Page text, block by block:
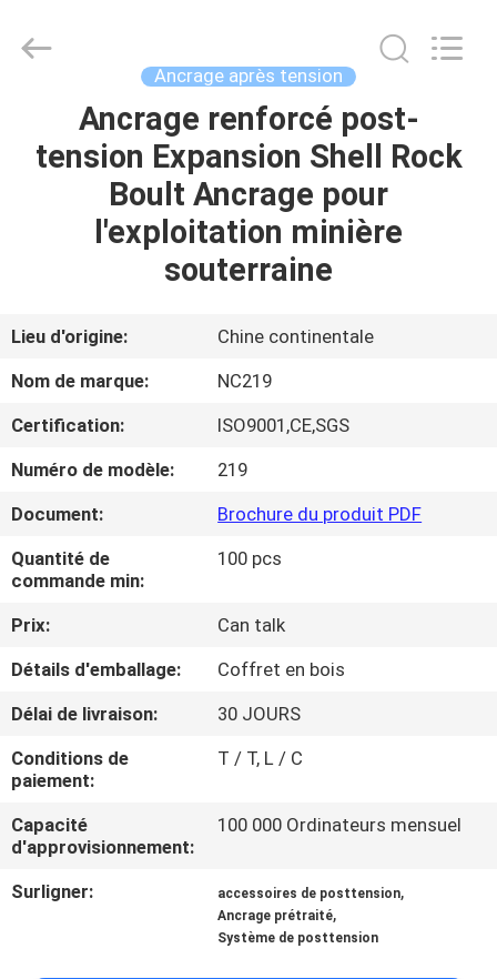
LA
MAISON
VIDÉOS
PROPOS
DE
NOUS
VISITE
DE
L'USINE
DE
LA
QUALITÉ
Sunrise
Foundry
Ancrage après tension
Ancrage renforcé post-
tension Expansion Shell Rock
Boult Ancrage pour
l'exploitation minière
souterraine
Lieu d'origine:
Chine continentale
Nom de marque:
NC219
Certification:
ISO9001,CE,SGS
Numéro de modèle:
219
Document:
Brochure du produit PDF
Quantité de
commande min:
100 pcs
Prix:
Can talk
Détails d'emballage:
Coffret en bois
Délai de livraison:
30 JOURS
Conditions de
paiement:
T / T, L / C
Capacité
d'approvisionnement:
100 000 Ordinateurs mensuel
Surligner: accessoires de posttension,
Ancrage prétraité,
Système de posttension